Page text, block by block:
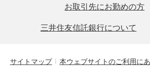
お取引先にお勤めの方
三井住友信託銀行について
サイトマップ 本ウェブサイトのご利用に